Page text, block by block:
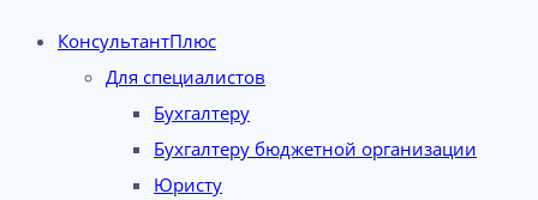
КонсультантПлюс
Для специалистов
Бухгалтеру
Бухгалтеру бюджетной организации
Юристу